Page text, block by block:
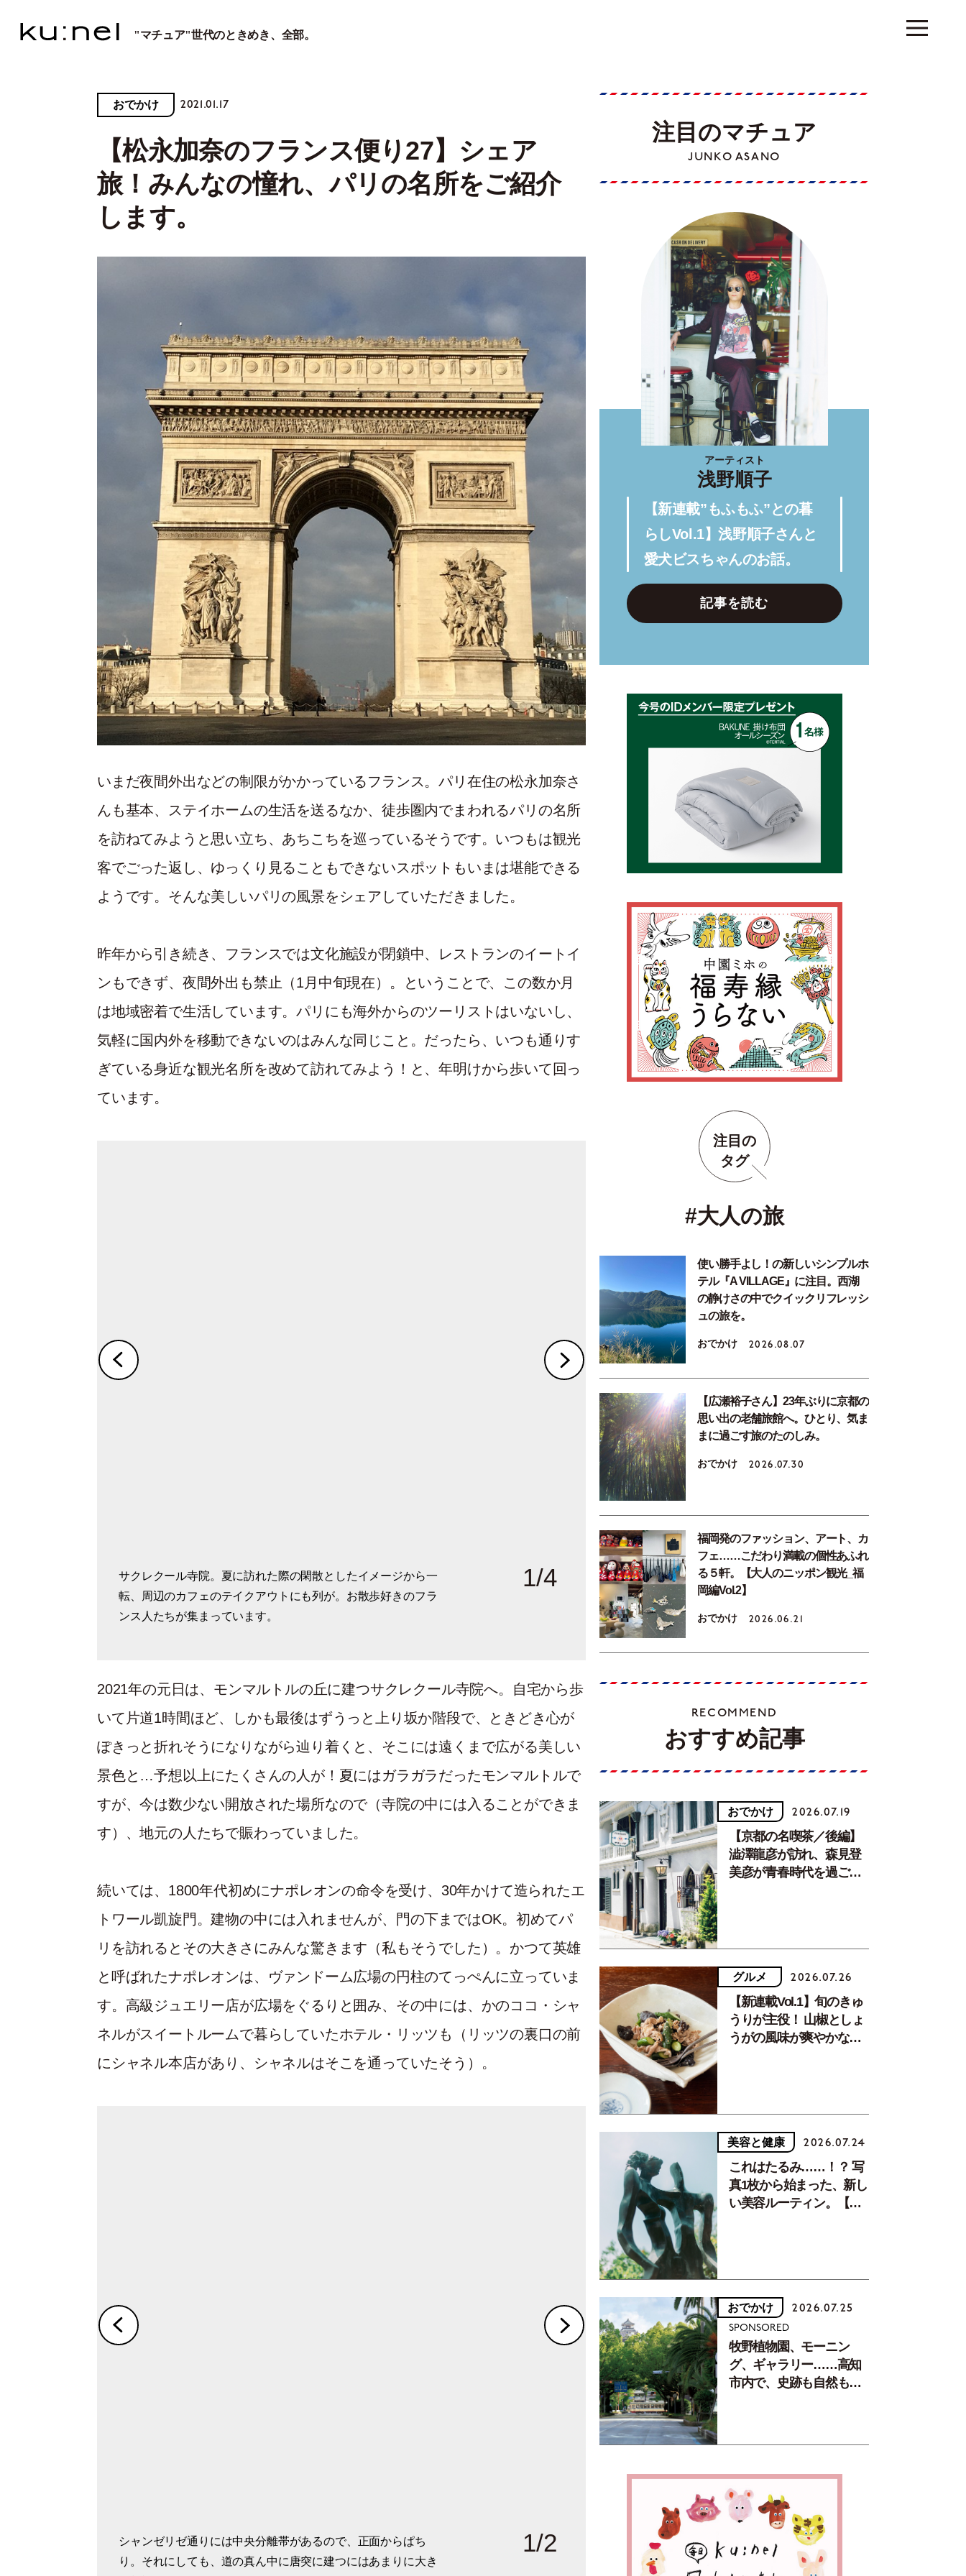
"マチュア"世代のときめき、全部。
おでかけ 2021.01.17
【松永加奈のフランス便り27】シェア
旅！みんなの憧れ、パリの名所をご紹介
します。
いまだ夜間外出などの制限がかかっているフランス。パリ在住の松永加奈さ
んも基本、ステイホームの生活を送るなか、徒歩圏内でまわれるパリの名所
を訪ねてみようと思い立ち、あちこちを巡っているそうです。いつもは観光
客でごった返し、ゆっくり見ることもできないスポットもいまは堪能できる
ようです。そんな美しいパリの風景をシェアしていただきました。
昨年から引き続き、フランスでは文化施設が閉鎖中、レストランのイートイ
ンもできず、夜間外出も禁止（1月中旬現在）。ということで、この数か月
は地域密着で生活しています。パリにも海外からのツーリストはいないし、
気軽に国内外を移動できないのはみんな同じこと。だったら、いつも通りす
ぎている身近な観光名所を改めて訪れてみよう！と、年明けから歩いて回っ
ています。
サクレクール寺院。夏に訪れた際の閑散としたイメージから一
転、周辺のカフェのテイクアウトにも列が。お散歩好きのフラ
ンス人たちが集まっています。
モンマルトルの丘からの景色はいつまでも眺めていたくなる美
しさ、と同時に「パリは高い建物が少ないな」と思います。
ヴァンドーム広場のモニュメント。祝日にはてっぺんにたくさ
んの国旗が掲げられますが、円柱の中がどうなっているのかは
謎…（多分螺旋階段）。
広場の12番地にはショパンが最後に暮らした部屋が。現在建物
はジュエリー店となり、外壁にショパンが終焉を迎えた場所を
示す石板が付いています。
1/4
2021年の元日は、モンマルトルの丘に建つサクレクール寺院へ。自宅から歩
いて片道1時間ほど、しかも最後はずうっと上り坂か階段で、ときどき心が
ぽきっと折れそうになりながら辿り着くと、そこには遠くまで広がる美しい
景色と…予想以上にたくさんの人が！夏にはガラガラだったモンマルトルで
すが、今は数少ない開放された場所なので（寺院の中には入ることができま
す）、地元の人たちで賑わっていました。
続いては、1800年代初めにナポレオンの命令を受け、30年かけて造られたエ
トワール凱旋門。建物の中には入れませんが、門の下まではOK。初めてパ
リを訪れるとその大きさにみんな驚きます（私もそうでした）。かつて英雄
と呼ばれたナポレオンは、ヴァンドーム広場の円柱のてっぺんに立っていま
す。高級ジュエリー店が広場をぐるりと囲み、その中には、かのココ・シャ
ネルがスイートルームで暮らしていたホテル・リッツも（リッツの裏口の前
にシャネル本店があり、シャネルはそこを通っていたそう）。
シャンゼリゼ通りには中央分離帯があるので、正面からぱち
り。それにしても、道の真ん中に唐突に建つにはあまりに大き
凱旋門の内部。門のアーチ状になっている内側（天井）の中央
には下の様子を映すカメラがあり、それを上階の展示室の大画
1/2
注目のマチュア
JUNKO ASANO
アーティスト
浅野順子
【新連載”もふもふ”との暮
らしVol.1】浅野順子さんと
愛犬ビスちゃんのお話。
記事を読む
注目の
タグ
#大人の旅
使い勝手よし！の新しいシンプルホ
テル『A VILLAGE』に注目。西湖
の静けさの中でクイックリフレッシ
ュの旅を。
おでかけ 2026.08.07
【広瀬裕子さん】23年ぶりに京都の
思い出の老舗旅館へ。ひとり、気ま
まに過ごす旅のたのしみ。
おでかけ 2026.07.30
福岡発のファッション、アート、カ
フェ……こだわり満載の個性あふれ
る５軒。【大人のニッポン観光_福
岡編Vol.2】
おでかけ 2026.06.21
RECOMMEND
おすすめ記事
おでかけ 2026.07.19
【京都の名喫茶／後編】
澁澤龍彦が訪れ、森見登
美彦が青春時代を過ごし
グルメ 2026.07.26
【新連載Vol.1】旬のきゅ
うりが主役！ 山椒としょ
うがの風味が爽やかな、
美容と健康 2026.07.24
これはたるみ……！？ 写
真1枚から始まった、新し
い美容ルーティン。【中
おでかけ 2026.07.25
SPONSORED
牧野植物園、モーニン
グ、ギャラリー……高知
市内で、史跡も自然もグ